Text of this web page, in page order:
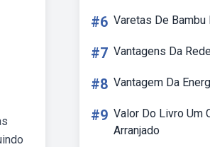
#6 Varetas De Bambu
#7 Vantagens Da
#8 Vantagem Da
#9 Valor Do Livro Um
Arranjado